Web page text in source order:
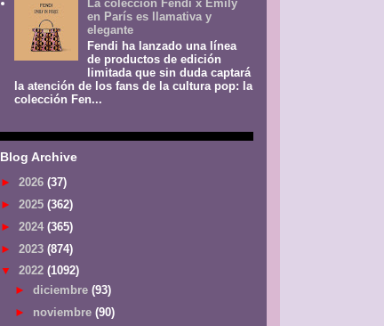
La colección Fendi x Emily
en París es llamativa y
elegante
Fendi ha lanzado una línea
de productos de edición
limitada que sin duda captará
la atención de los fans de la cultura pop: la
colección Fen...
Blog Archive
► 2026 (37)
► 2025 (362)
► 2024 (365)
► 2023 (874)
▼ 2022 (1092)
► diciembre (93)
► noviembre (90)